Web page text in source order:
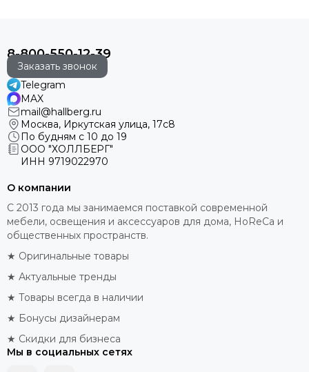
8-800-550-12-39
Заказать звонок
Telegram
MAX
mail@hallberg.ru
Москва, Иркутская улица, 17с8
По будням с 10 до 19
ООО "ХОЛЛБЕРГ"
ИНН 9719022970
О компании
С 2013 года мы занимаемся поставкой современной
мебели, освещения и аксессуаров для дома, HoReCa и
общественных пространств.
★ Оригинальные товары
★ Актуальные тренды
★ Товары всегда в наличии
★ Бонусы дизайнерам
★ Скидки для бизнеса
Мы в социальных сетях